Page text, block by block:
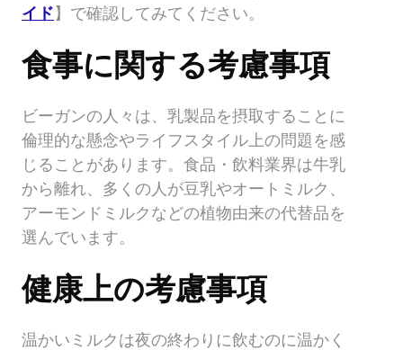
イド】で確認してみてください。
食事に関する考慮事項
ビーガンの人々は、乳製品を摂取することに
倫理的な懸念やライフスタイル上の問題を感
じることがあります。食品・飲料業界は牛乳
から離れ、多くの人が豆乳やオートミルク、
アーモンドミルクなどの植物由来の代替品を
選んでいます。
健康上の考慮事項
温かいミルクは夜の終わりに飲むのに温かく